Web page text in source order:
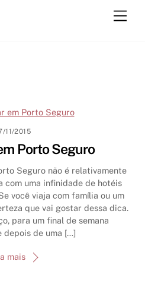
11/2015
Porto Seguro
Seguro não é relativamente
com uma infinidade de hotéis
você viaja com família ou um
que vai gostar dessa dica.
para um final de semana
depois de uma […]
mais